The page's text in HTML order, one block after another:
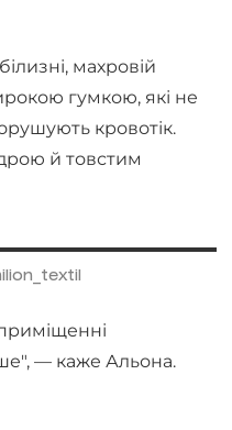
махровій
гумкою, які не
кровотік.
й товстим
— каже Альона.